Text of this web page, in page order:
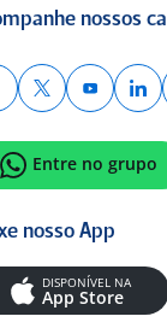
nossos
Entre no grupo
nosso App
DISPONÍVEL NA
App Store